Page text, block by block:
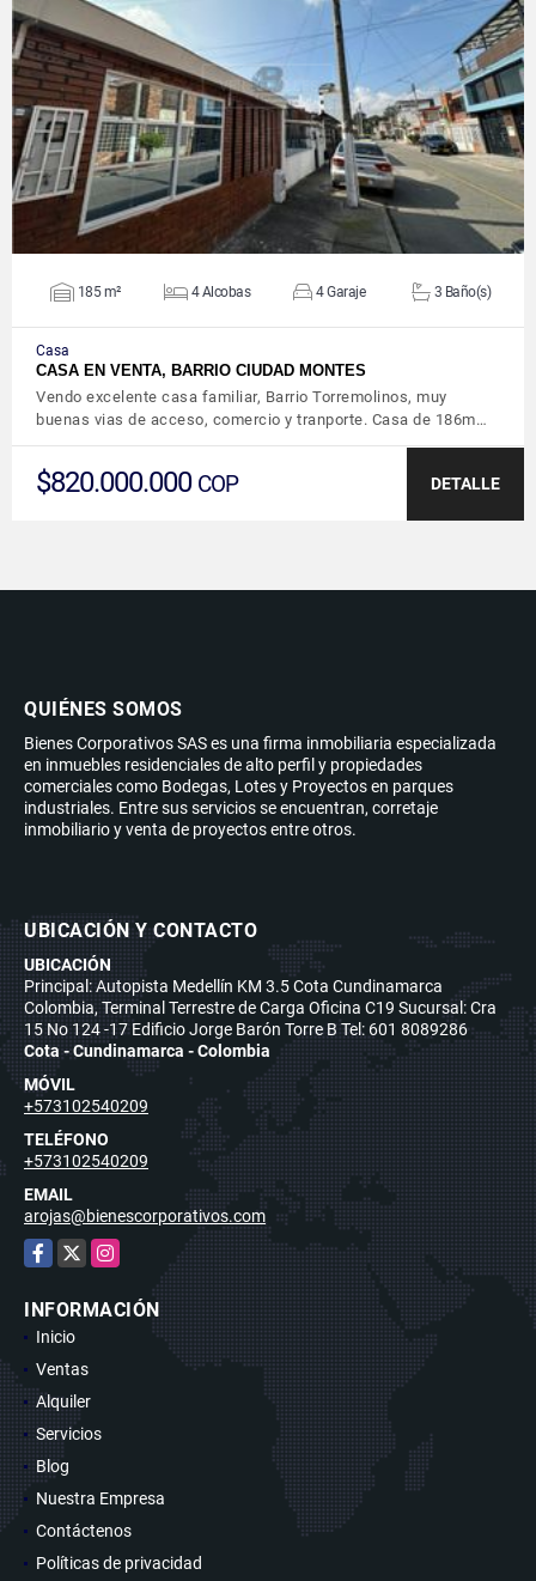
VER DETALLES
185 m² 4 Alcobas 4 Garaje 3 Baño(s)
Casa
CASA EN VENTA, BARRIO CIUDAD MONTES
Vendo excelente casa familiar, Barrio Torremolinos, muy
buenas vias de acceso, comercio y tranporte. Casa de 186m…
$820.000.000 COP DETALLE
QUIÉNES SOMOS
Bienes Corporativos SAS es una firma inmobiliaria especializada
en inmuebles residenciales de alto perfil y propiedades
comerciales como Bodegas, Lotes y Proyectos en parques
industriales. Entre sus servicios se encuentran, corretaje
inmobiliario y venta de proyectos entre otros.
UBICACIÓN Y CONTACTO
UBICACIÓN
Principal: Autopista Medellín KM 3.5 Cota Cundinamarca
Colombia, Terminal Terrestre de Carga Oficina C19 Sucursal: Cra
15 No 124 -17 Edificio Jorge Barón Torre B Tel: 601 8089286
Cota - Cundinamarca - Colombia
MÓVIL
+573102540209
TELÉFONO
+573102540209
EMAIL
arojas@bienescorporativos.com
Facebook
X Instagram
INFORMACIÓN
Inicio
Ventas
Alquiler
Servicios
Blog
Nuestra Empresa
Contáctenos
Políticas de privacidad